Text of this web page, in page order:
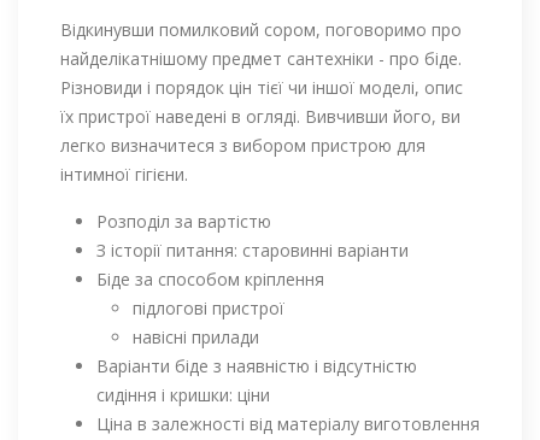
Відкинувши помилковий сором, поговоримо про
найделікатнішому предмет сантехніки - про біде.
Різновиди і порядок цін тієї чи іншої моделі, опис
їх пристрої наведені в огляді. Вивчивши його, ви
легко визначитеся з вибором пристрою для
інтимної гігієни.
Розподіл за вартістю
З історії питання: старовинні варіанти
Біде за способом кріплення
підлогові пристрої
навісні прилади
Варіанти біде з наявністю і відсутністю
сидіння і кришки: ціни
Ціна в залежності від матеріалу виготовлення